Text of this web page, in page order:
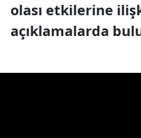
olası etkilerine
açıklamalarda